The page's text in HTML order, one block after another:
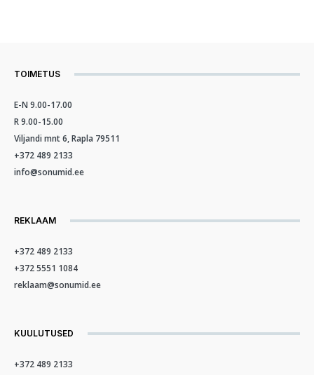
TOIMETUS
E-N 9.00-17.00
R 9.00-15.00
Viljandi mnt 6, Rapla 79511
+372 489 2133
info@sonumid.ee
REKLAAM
+372 489 2133
+372 5551 1084
reklaam@sonumid.ee
KUULUTUSED
+372 489 2133